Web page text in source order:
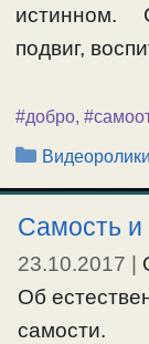
истинном.
подвиг,
#добро,
Рубрики
Самость и
23.10.2017
Об
самости.